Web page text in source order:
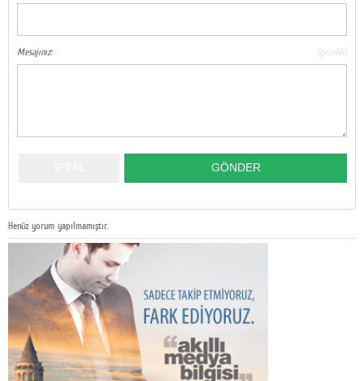
Mesajınız: (gerekli)
Henüz yorum yapılmamıştır.